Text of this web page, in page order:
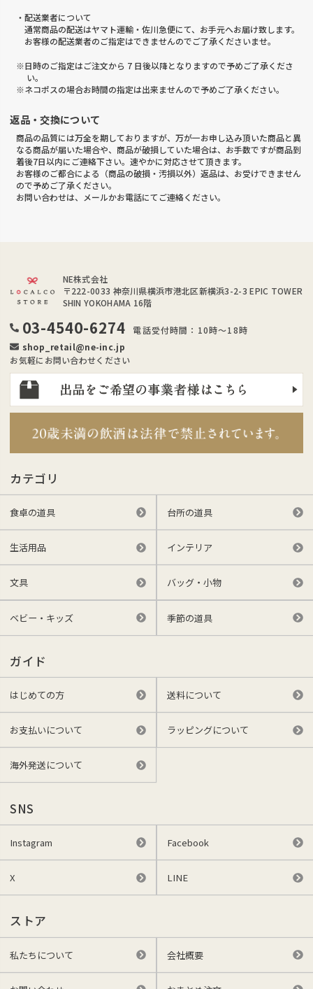
・配送業者について
通常商品の配送はヤマト運輸・佐川急便にて、お手元へお届け致します。
お客様の配送業者のご指定はできませんのでご了承くださいませ。
※日時のご指定はご注文から 7 日後以降となりますので予めご了承くださ
い。
※ネコポスの場合お時間の指定は出来ませんので予めご了承ください。
返品・交換について
商品の品質には万全を期しておりますが、万が一お申し込み頂いた商品と異
なる商品が届いた場合や、商品が破損していた場合は、お手数ですが商品到
着後7日以内にご連絡下さい。速やかに対応させて頂きます。
お客様のご都合による（商品の破損・汚損以外）返品は、お受けできません
ので予めご了承ください。
お問い合わせは、メールかお電話にてご連絡ください。
NE株式会社
〒222-0033 神奈川県横浜市港北区新横浜3-2-3 EPIC TOWER
SHIN YOKOHAMA 16階
03-4540-6274
電話受付時間：10時～18時
shop_retail@ne-inc.jp
お気軽にお問い合わせください
カテゴリ
食卓の道具 台所の道具
生活用品 インテリア
文具 バッグ・小物
ベビー・キッズ 季節の道具
ガイド
はじめての方 送料について
お支払いについて ラッピングについて
海外発送について
SNS
Instagram Facebook
X LINE
ストア
私たちについて 会社概要